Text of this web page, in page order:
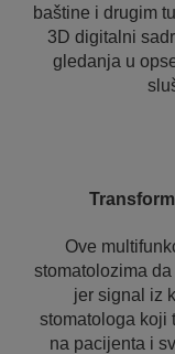
baštine i drugim
3D digitalni
gledanja u
Ove
stomatolozima
jer signal iz
stomatologa koji
na pacijenta i